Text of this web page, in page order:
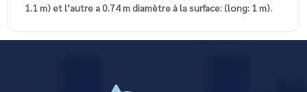
1.1 m) et l’autre a 0.74 m diamètre à la surface: (long: 1 m).